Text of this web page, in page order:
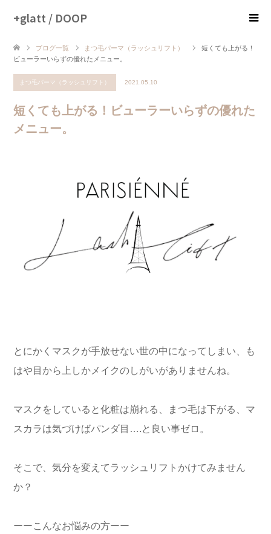
+glatt / DOOP
ブログ一覧 まつ毛パーマ（ラッシュリフト）
短くても上がる！
ビューラーいらずの優れたメニュー。
まつ毛パーマ（ラッシュリフト） 2021.05.10
短くても上がる！ビューラーいらずの優れた
メニュー。
とにかくマスクが手放せない世の中になってしまい、も
はや目から上しかメイクのしがいがありませんね。
マスクをしていると化粧は崩れる、まつ毛は下がる、マ
スカラは気づけばパンダ目….と良い事ゼロ。
そこで、気分を変えてラッシュリフトかけてみません
か？
ーーこんなお悩みの方ーー